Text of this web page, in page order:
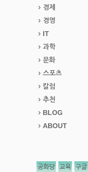
경제
경영
IT
과학
문화
스포츠
칼럼
추천
BLOG
ABOUT
공화당 교육 구글